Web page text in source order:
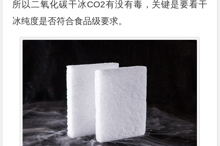
所以二氧化碳干冰CO2有没有毒，关键是要看干
冰纯度是否符合食品级要求。